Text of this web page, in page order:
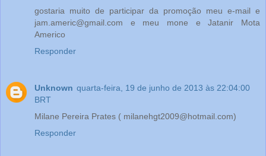
gostaria muito de participar da promoção meu e-mail e
jam.americ@gmail.com e meu mone e Jatanir Mota
Americo
Responder
Unknown quarta-feira, 19 de junho de 2013 às 22:04:00
BRT
Milane Pereira Prates ( milanehgt2009@hotmail.com)
Responder